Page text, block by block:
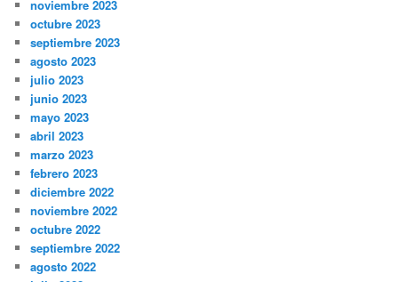
noviembre 2023
octubre 2023
septiembre 2023
agosto 2023
julio 2023
junio 2023
mayo 2023
abril 2023
marzo 2023
febrero 2023
diciembre 2022
noviembre 2022
octubre 2022
septiembre 2022
agosto 2022